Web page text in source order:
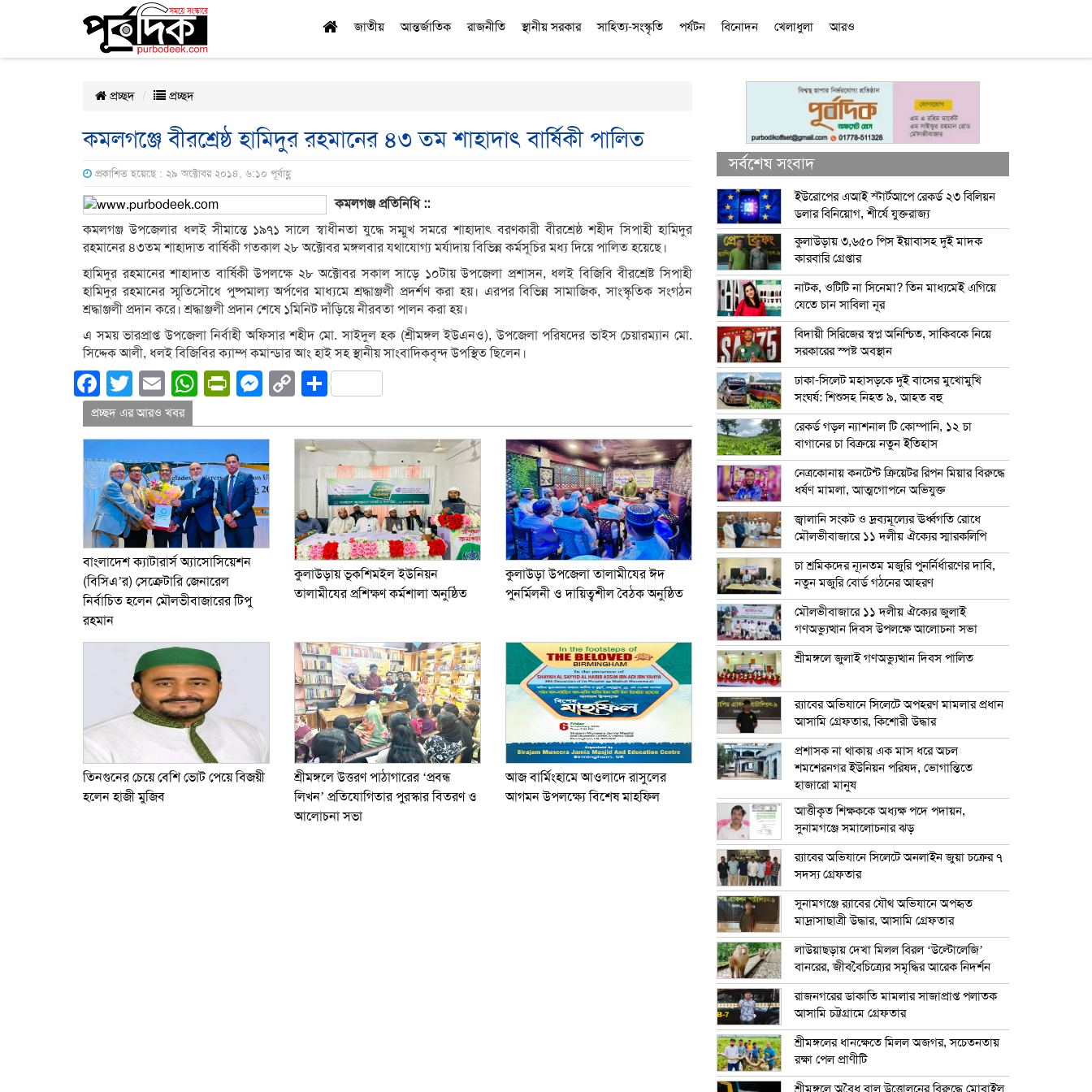
জাতীয় আন্তর্জাতিক রাজনীতি স্থানীয় সরকার সাহিত্য-সংস্কৃতি পর্যটন বিনোদন খেলাধুলা আরও
প্রচ্ছদ প্রচ্ছদ
কমলগঞ্জে বীরশ্রেষ্ঠ হামিদুর রহমানের ৪৩ তম শাহাদাৎ বার্ষিকী পালিত
প্রকাশিত হয়েছে : ২৯ অক্টোবর ২০১৪, ৬:১০ পূর্বাহ্ণ
কমলগঞ্জ প্রতিনিধি ::
কমলগঞ্জ উপজেলার ধলই সীমান্তে ১৯৭১ সালে স্বাধীনতা যুদ্ধে সম্মুখ সমরে শাহাদাৎ বরণকারী বীরশ্রেষ্ঠ শহীদ সিপাহী হামিদুর
রহমানের ৪৩তম শাহাদাত বার্ষিকী গতকাল ২৮ অক্টোবর মঙ্গলবার যথাযোগ্য মর্যাদায় বিভিন্ন কর্মসূচির মধ্য দিয়ে পালিত হয়েছে।
হামিদুর রহমানের শাহাদাত বার্ষিকী উপলক্ষে ২৮ অক্টোবর সকাল সাড়ে ১০টায় উপজেলা প্রশাসন, ধলই বিজিবি বীরশ্রেষ্ট সিপাহী
হামিদুর রহমানের স্মৃতিসৌধে পুষ্পমাল্য অর্পণের মাধ্যমে শ্রদ্ধাঞ্জলী প্রদর্শণ করা হয়। এরপর বিভিন্ন সামাজিক, সাংস্কৃতিক সংগঠন
শ্রদ্ধাঞ্জলী প্রদান করে। শ্রদ্ধাঞ্জলী প্রদান শেষে ১মিনিট দাঁড়িয়ে নীরবতা পালন করা হয়।
এ সময় ভারপ্রাপ্ত উপজেলা নির্বাহী অফিসার শহীদ মো. সাইদুল হক (শ্রীমঙ্গল ইউএনও), উপজেলা পরিষদের ভাইস চেয়ারম্যান মো.
সিদ্দেক আলী, ধলই বিজিবির ক্যাম্প কমান্ডার আং হাই সহ স্থানীয় সাংবাদিকবৃন্দ উপস্থিত ছিলেন।
Facebook
Twitter
EmailWhatsApp
PrintFriendly
Messenger
CopyShare
প্রচ্ছদ এর আরও খবর
বাংলাদেশ ক্যাটারার্স অ্যাসোসিয়েশন
(বিসিএ’র) সেক্রেটারি জেনারেল
নির্বাচিত হলেন মৌলভীবাজারের টিপু
রহমান
কুলাউড়ায় ভূকশিমইল ইউনিয়ন
তালামীযের প্রশিক্ষণ কর্মশালা অনুষ্ঠিত
কুলাউড়া উপজেলা তালামীযের ঈদ
পুনর্মিলনী ও দায়িত্বশীল বৈঠক অনুষ্ঠিত
তিনগুনের চেয়ে বেশি ভোট পেয়ে বিজয়ী
হলেন হাজী মুজিব
শ্রীমঙ্গলে উত্তরণ পাঠাগারের ‘প্রবন্ধ
লিখন’ প্রতিযোগিতার পুরস্কার বিতরণ ও
আলোচনা সভা
আজ বার্মিংহামে আওলাদে রাসুলের
আগমন উপলক্ষ্যে বিশেষ মাহফিল
সর্বশেষ সংবাদ
ইউরোপের এআই স্টার্টআপে রেকর্ড ২৩ বিলিয়ন
ডলার বিনিয়োগ, শীর্ষে যুক্তরাজ্য
কুলাউড়ায় ৩,৬৫০ পিস ইয়াবাসহ দুই মাদক
কারবারি গ্রেপ্তার
নাটক, ওটিটি না সিনেমা? তিন মাধ্যমেই এগিয়ে
যেতে চান সাবিলা নূর
বিদায়ী সিরিজের স্বপ্ন অনিশ্চিত, সাকিবকে নিয়ে
সরকারের স্পষ্ট অবস্থান
ঢাকা-সিলেট মহাসড়কে দুই বাসের মুখোমুখি
সংঘর্ষ: শিশুসহ নিহত ৯, আহত বহু
রেকর্ড গড়ল ন্যাশনাল টি কোম্পানি, ১২ চা
বাগানের চা বিক্রয়ে নতুন ইতিহাস
নেত্রকোনায় কনটেন্ট ক্রিয়েটর রিপন মিয়ার বিরুদ্ধে
ধর্ষণ মামলা, আত্মগোপনে অভিযুক্ত
জ্বালানি সংকট ও দ্রব্যমূল্যের ঊর্ধ্বগতি রোধে
মৌলভীবাজারে ১১ দলীয় ঐক্যের স্মারকলিপি
চা শ্রমিকদের ন্যূনতম মজুরি পুনর্নির্ধারণের দাবি,
নতুন মজুরি বোর্ড গঠনের আহরণ
মৌলভীবাজারে ১১ দলীয় ঐক্যের জুলাই
গণঅভ্যুত্থান দিবস উপলক্ষে আলোচনা সভা
শ্রীমঙ্গলে জুলাই গণঅভ্যুত্থান দিবস পালিত
র‍্যাবের অভিযানে সিলেটে অপহরণ মামলার প্রধান
আসামি গ্রেফতার, কিশোরী উদ্ধার
প্রশাসক না থাকায় এক মাস ধরে অচল
শমশেরনগর ইউনিয়ন পরিষদ, ভোগান্তিতে
হাজারো মানুষ
আত্তীকৃত শিক্ষককে অধ্যক্ষ পদে পদায়ন,
সুনামগঞ্জে সমালোচনার ঝড়
র‍্যাবের অভিযানে সিলেটে অনলাইন জুয়া চক্রের ৭
সদস্য গ্রেফতার
সুনামগঞ্জে র‍্যাবের যৌথ অভিযানে অপহৃত
মাদ্রাসাছাত্রী উদ্ধার, আসামি গ্রেফতার
লাউয়াছড়ায় দেখা মিলল বিরল ‘উল্টোলেজি’
বানরের, জীববৈচিত্র্যের সমৃদ্ধির আরেক নিদর্শন
রাজনগরের ডাকাতি মামলার সাজাপ্রাপ্ত পলাতক
আসামি চট্টগ্রামে গ্রেফতার
শ্রীমঙ্গলের ধানক্ষেতে মিলল অজগর, সচেতনতায়
রক্ষা পেল প্রাণীটি
শ্রীমঙ্গলে অবৈধ বালু উত্তোলনের বিরুদ্ধে মোবাইল